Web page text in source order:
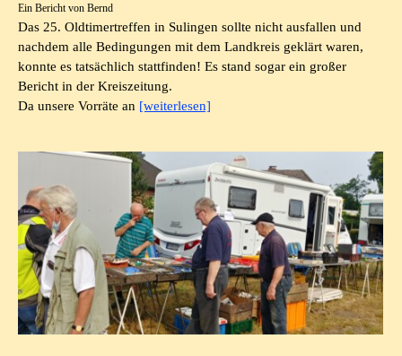
Ein Bericht von Bernd
Das 25. Oldtimertreffen in Sulingen sollte nicht ausfallen und
nachdem alle Bedingungen mit dem Landkreis geklärt waren,
konnte es tatsächlich stattfinden! Es stand sogar ein großer
Bericht in der Kreiszeitung.
Da unsere Vorräte an [weiterlesen]